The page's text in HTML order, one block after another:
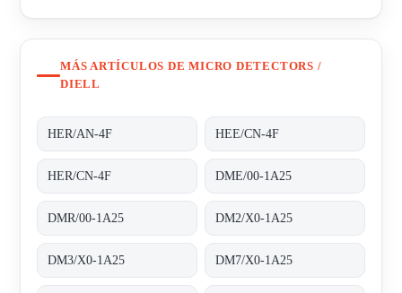
MÁS ARTÍCULOS DE MICRO DETECTORS /
DIELL
HER/AN-4F HEE/CN-4F
HER/CN-4F DME/00-1A25
DMR/00-1A25 DM2/X0-1A25
DM3/X0-1A25 DM7/X0-1A25